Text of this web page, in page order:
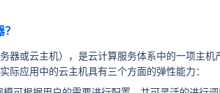
器或云主机），是云计算服务体系中的一项主
际应用中的云主机具有三个方面的弹性能力：